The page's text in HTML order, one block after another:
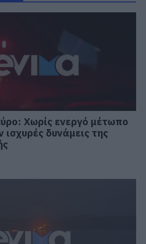
Χωρίς ενεργό μέτωπο
δυνάμεις της